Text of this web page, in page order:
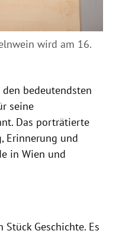
wird am 16.
bedeutendsten
seine
Das porträtierte
Erinnerung und
in Wien und
Geschichte. Es